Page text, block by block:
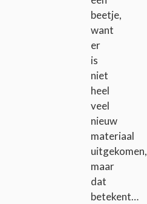
beetje,
want
er
is
niet
heel
veel
nieuw
materiaal
uitgekomen,
maar
dat
betekent…